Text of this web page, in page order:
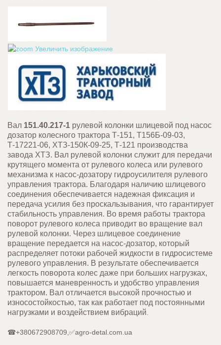
Увеличить изображение
Вал 151.40.217-1 рулевой колонки шлицевой под насос
дозатор колесного трактора Т-151, Т156Б-09-03,
Т-17221-06, ХТЗ-150К-09-25, Т-121 производства
завода ХТЗ. Вал рулевой колонки служит для передачи
крутящего момента от рулевого колеса или рулевого
механизма к насос-дозатору гидроусилителя рулевого
управления трактора. Благодаря наличию шлицевого
соединения обеспечивается надежная фиксация и
передача усилия без проскальзывания, что гарантирует
стабильность управления. Во время работы трактора
поворот рулевого колеса приводит во вращение вал
рулевой колонки. Через шлицевое соединение
вращение передается на насос-дозатор, который
распределяет потоки рабочей жидкости в гидросистеме
рулевого управления. В результате обеспечивается
легкость поворота колес даже при больших нагрузках,
повышается маневренность и удобство управления
трактором. Вал отличается высокой прочностью и
износостойкостью, так как работает под постоянными
нагрузками и воздействием вибраций
☎+380672908709,✅agro-detal.com.ua